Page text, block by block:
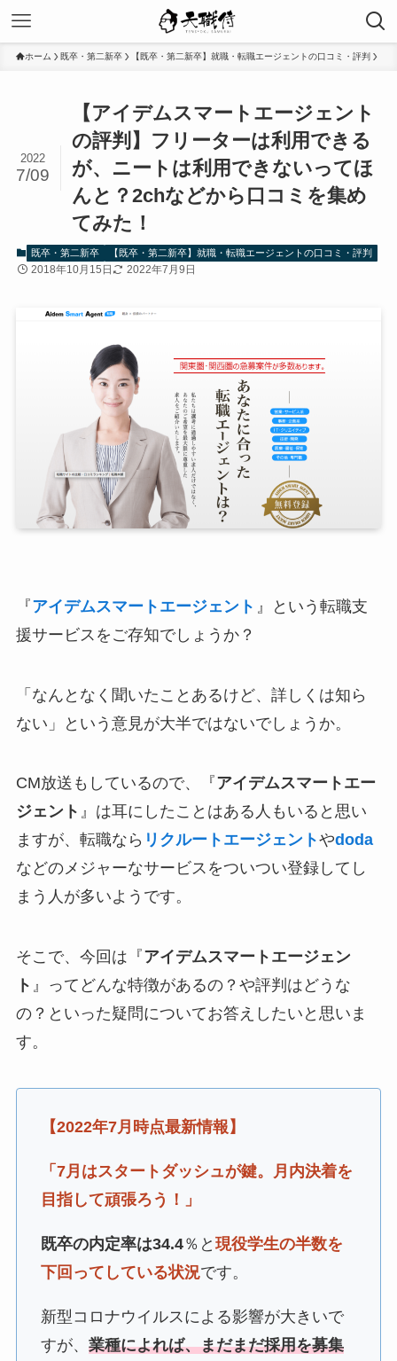
ホーム 既卒・第二新卒 【既卒・第二新卒】就職・転職エージェントの口コミ・評判
【アイデムスマートエージェント
の評判】フリーターは利用できる
が、ニートは利用できないってほ
んと？2chなどから口コミを集め
てみた！
2022
7/09
既卒・第二新卒 【既卒・第二新卒】就職・転職エージェントの口コミ・評判
2018年10月15日 2022年7月9日
『アイデムスマートエージェント 』という転職支
援サービスをご存知でしょうか？
「なんとなく聞いたことあるけど、詳しくは知ら
ない」という意見が大半ではないでしょうか。
CM放送もしているので、『アイデムスマートエー
ジェント 』は耳にしたことはある人もいると思い
ますが、転職なら リクルートエージェントやdoda
などのメジャーなサービスをついつい登録してし
まう人が多いようです。
そこで、今回は『アイデムスマートエージェン
ト 』ってどんな特徴があるの？や評判はどうな
の？といった疑問についてお答えしたいと思いま
す。
【2022年7月時点最新情報】
「7月はスタートダッシュが鍵。月内決着を
目指して頑張ろう！」
既卒の内定率は34.4％と 現役学生の半数を
下回ってしている状況です。
新型コロナウイルスによる影響が大きいで
すが、 業種によれば、まだまだ採用を募集